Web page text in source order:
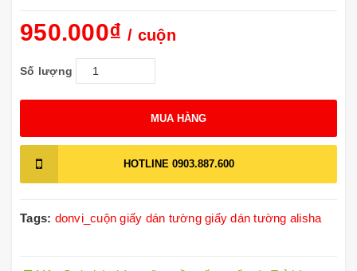
950.000₫/ cuộn
Số lượng
MUA HÀNG
HOTLINE 0903.887.600
Tags: donvi_cuộn giấy dán tường giấy dán tường alisha